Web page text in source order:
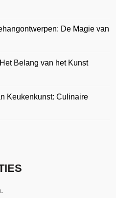
De Magie van
Belang van het Kunst
Keukenkunst: Culinaire